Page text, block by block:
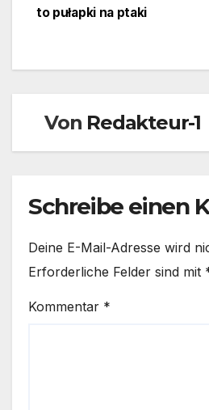
to pułapki na ptaki
Von Redakteur-1
Schreibe einen
Deine E-Mail-Adresse wird
Erforderliche Felder sind mit
Kommentar *